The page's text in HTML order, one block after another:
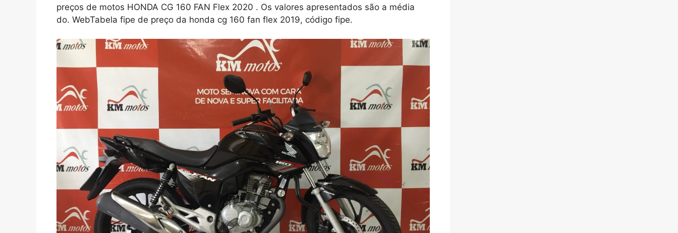
preços de motos HONDA CG 160 FAN Flex 2020 . Os valores apresentados são a média
do. WebTabela fipe de preço da honda cg 160 fan flex 2019, código fipe.